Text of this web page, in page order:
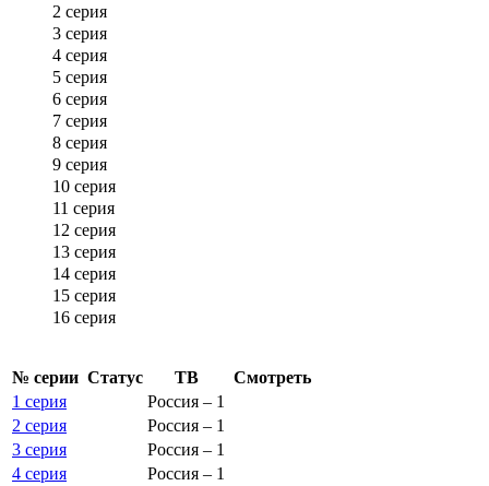
2 серия
3 серия
4 серия
5 серия
6 серия
7 серия
8 серия
9 серия
10 серия
11 серия
12 серия
13 серия
14 серия
15 серия
16 серия
№ се­рии Ста­тус ТВ
Смот­реть
1 серия
Россия – 1
2 серия
Россия – 1
3 серия
Россия – 1
4 серия
Россия – 1